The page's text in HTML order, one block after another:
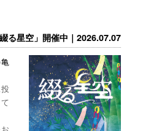
る星空」開催中｜2026.07.07
亀